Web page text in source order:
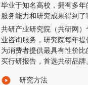
毕业于知名高校，拥有多
服务能力和研究成果得到了
共研产业研究院（共研网
业咨询服务，研究院每年提
为消费者提供最具有性价
买行研报告，首选共研品牌
研究方法